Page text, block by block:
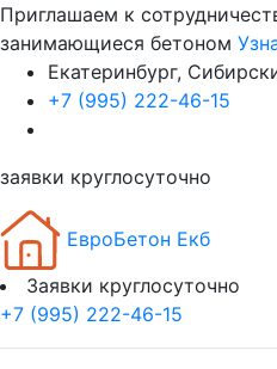
Приглашаем к
занимающиеся бетоном
Екатеринбург,
+7 (995) 222-46-15
заявки круглосуточно
ЕвроБетон Екб
Заявки круглосуточно
+7 (995) 222-46-15